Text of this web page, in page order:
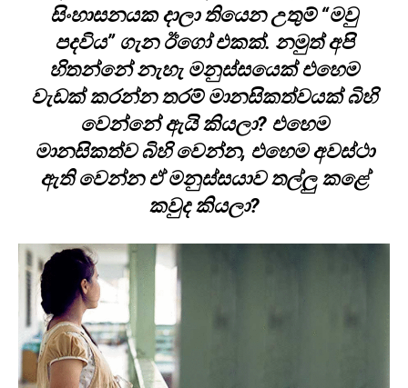
සිංහාසනයක දාලා තියෙන උතුම් “මවු
පදවිය” ගැන ඊගෝ එකක්. නමුත් අපි
හිතන්නේ නැහැ මනුස්සයෙක් එහෙම
වැඩක් කරන්න තරම් මානසිකත්වයක් බිහි
වෙන්නේ ඇයි කියලා? එහෙම
මානසිකත්ව බිහි වෙන්න, එහෙම අවස්ථා
ඇති වෙන්න ඒ මනුස්සයාව තල්ලු කළේ
කවුද කියලා?